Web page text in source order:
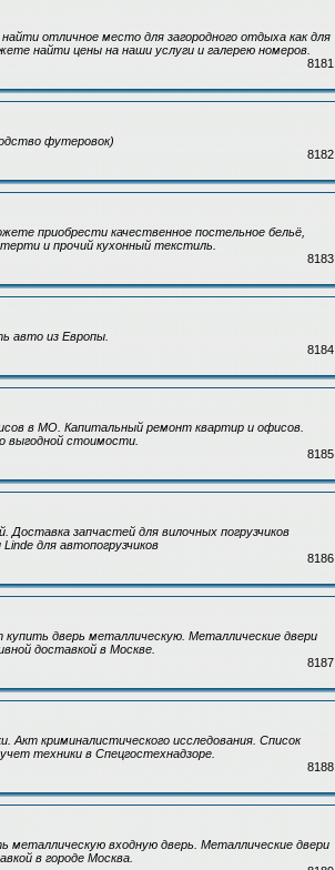
отличное место для загородного отдыха как для
найти цены на наши услуги и галерею номеров.
8181
футеровок)
8182
приобрести качественное постельное бельё,
и прочий кухонный текстиль.
8183
авто из Европы.
8184
в МО. Капитальный ремонт квартир и офисов.
выгодной стоимости.
8185
Доставка запчастей для вилочных погрузчиков
для автопогрузчиков
8186
дверь металлическую. Металлические двери
доставкой в Москве.
8187
Акт криминалистического исследования. Список
техники в Спецгостехнадзоре.
8188
металлическую входную дверь. Металлические двери
в городе Москва.